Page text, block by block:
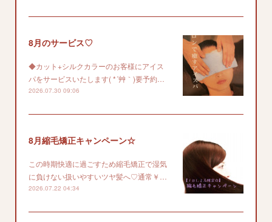
8月のサービス♡
◆カット+シルクカラーのお客様にアイス
パをサービスいたします( *´艸｀)要予約…
2026.07.30 09:06
8月縮毛矯正キャンペーン☆
この時期快適に過ごすため縮毛矯正で湿気
に負けない扱いやすいツヤ髪へ♡通常￥…
2026.07.22 04:34